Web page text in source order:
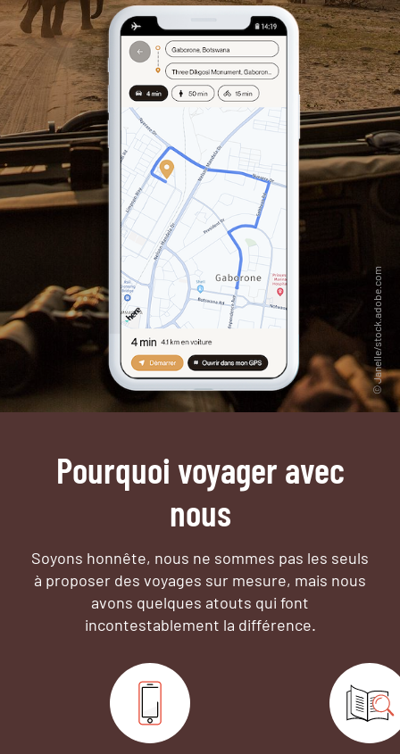
Pourquoi voyager avec
nous
Soyons honnête, nous ne sommes pas les seuls
à proposer des voyages sur mesure, mais nous
avons quelques atouts qui font
incontestablement la différence.